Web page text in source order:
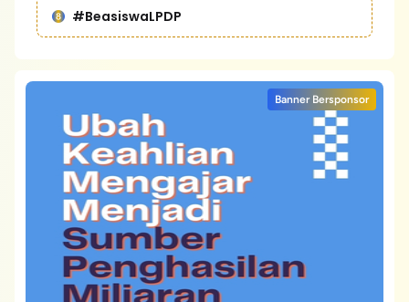
#BeasiswaLPDP
Banner Bersponsor